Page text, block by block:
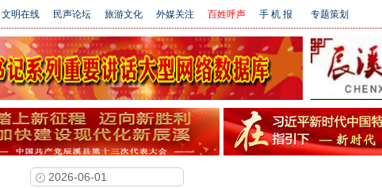
文明在线 民声论坛 旅游文化 外媒关注 百姓呼声 手 机 报 专题策划